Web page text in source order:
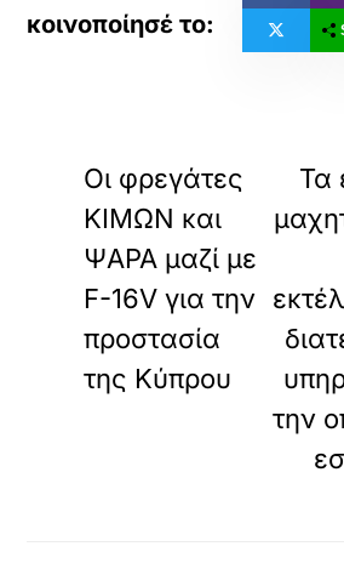
Οι φρεγάτες
ΚΙΜΩΝ και
ΨΑΡΑ μαζί με
F-16V για την
προστασία
της Κύπρου
Τα
την